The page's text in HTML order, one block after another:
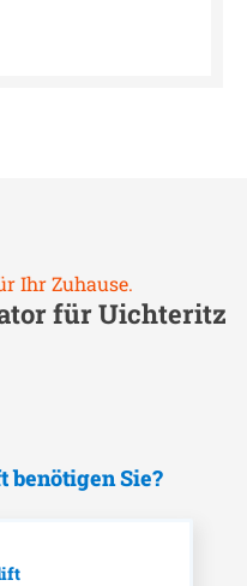
Ihr Zuhause.
fürUichteritz
Sie?